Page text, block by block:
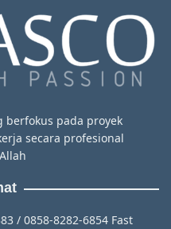
berfokus pada proyek
secara profesional
/ 0858-8282-6854 Fast